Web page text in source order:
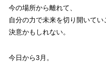
今の場所から離れて、
自分の力で未来を切り開いてい
決意かもしれない。
今日から3月。